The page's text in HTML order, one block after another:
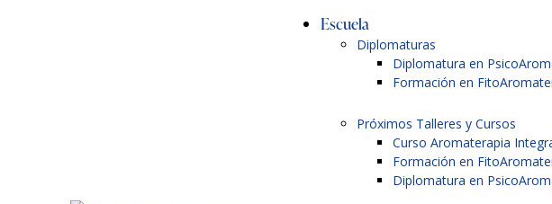
Escuela
Diplomaturas
Diplomatura en
Formación en
Próximos Talleres y Cursos
Curso Aromaterapia
Formación en
Diplomatura en